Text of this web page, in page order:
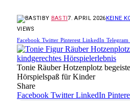
BY BASTI7. APRIL 2026KEINE
VIEWS
Facebook Twitter Pinterest LinkedIn Telegram
Tonie Räuber Hotzenplotz
Hörspielspaß für Kinder
Share
Facebook Twitter LinkedIn